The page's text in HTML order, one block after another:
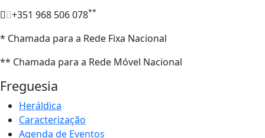
+351 968 506 078**
* Chamada para a Rede Fixa Nacional
** Chamada para a Rede Móvel Nacional
Freguesia
Heráldica
Caracterização
Agenda de Eventos